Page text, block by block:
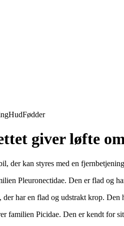
HudFødder
giver løfte
der kan styres med en
Pleuronectidae. Den er flad og
der har en flad og udstrakt krop.
familien Picidae. Den er kendt for